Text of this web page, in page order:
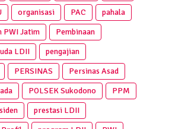
organisasi PAC
pahala
PWI Jatim
Pembinaan
LDII
pengajian
PERSINAS
Persinas Asad
POLSEK Sukodono
PPM
prestasi LDII